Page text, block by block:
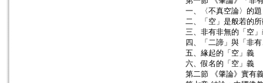
一、〈不真空論〉的
二、「空」是般若的
三、非有非無的「空
四、「二諦」與「非
五、緣起的「空」義
六、假名的「空」義
第二節 《肇論》實有